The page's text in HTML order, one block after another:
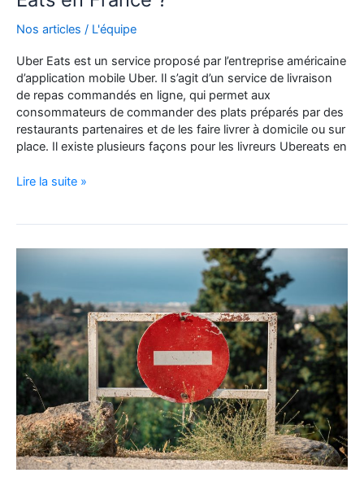
Nos articles / L'équipe
Uber Eats est un service proposé par l’entreprise américaine
d’application mobile Uber. Il s’agit d’un service de livraison
de repas commandés en ligne, qui permet aux
consommateurs de commander des plats préparés par des
restaurants partenaires et de les faire livrer à domicile ou sur
place. Il existe plusieurs façons pour les livreurs Ubereats en
Comment
de
paiement
livreurs
chez
Uber
Eats
en
France
?
Lire la suite »